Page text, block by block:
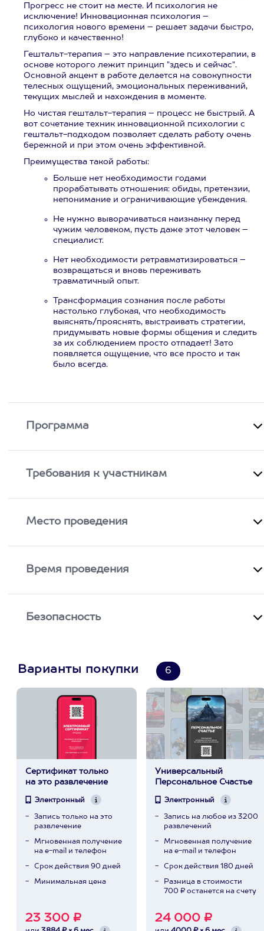
Прогресс не стоит на месте. И психология не
исключение! Инновационная психология –
психология нового времени – решает задачи быстро,
глубоко и качественно!
Гештальт-терапия – это направление психотерапии, в
основе которого лежит принцип "здесь и сейчас".
Основной акцент в работе делается на совокупности
телесных ощущений, эмоциональных переживаний,
текущих мыслей и нахождения в моменте.
Но чистая гештальт-терапия – процесс не быстрый. А
вот сочетание техник инновационной психологии с
гештальт-подходом позволяет сделать работу очень
бережной и при этом очень эффективной.
Преимущества такой работы:
Больше нет необходимости годами
прорабатывать отношения: обиды, претензии,
непонимание и ограничивающие убеждения.
Не нужно выворачиваться наизнанку перед
чужим человеком, пусть даже этот человек –
специалист.
Нет необходимости ретравматизироваться –
возвращаться и вновь переживать
травматичный опыт.
Трансформация сознания после работы
настолько глубокая, что необходимость
выяснять/прояснять, выстраивать стратегии,
придумывать новые формы общения и следить
за их соблюдением просто отпадает! Зато
появляется ощущение, что все просто и так
было всегда.
Программа
Требования к участникам
Место проведения
Время проведения
Безопасность
Варианты покупки 6
Сертификат только
на это развлечение
Электронный
Запись только на это
развлечение
Мгновенная получение
на e-mail и телефон
Срок действия 90 дней
Минимальная цена
23 300 ₽
Универсальный
Персональное Счастье
Электронный
Запись на любое из 3200
развлечений
Мгновенная получение
на e-mail и телефон
Срок действия 180 дней
Разница в стоимости
700 ₽ останется на счету
24 000 ₽